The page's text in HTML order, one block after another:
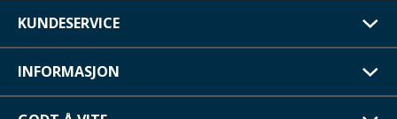
KUNDESERVICE
INFORMASJON